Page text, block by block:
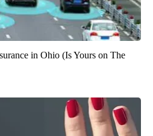
in Ohio (Is Yours on The